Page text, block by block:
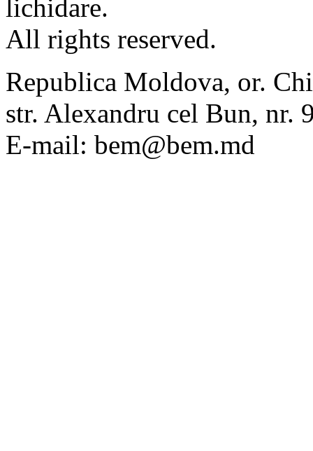
lichidare.
All rights reserved.
Republica Moldova, or.
str. Alexandru cel Bun, nr.
E-mail: bem@bem.md